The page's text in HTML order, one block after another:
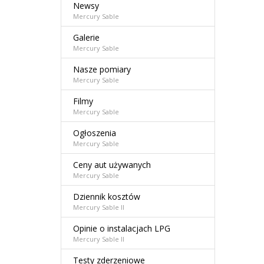
Newsy
Mercury Sable
Galerie
Mercury Sable
Nasze pomiary
Mercury Sable
Filmy
Mercury Sable
Ogłoszenia
Mercury Sable
Ceny aut używanych
Mercury Sable
Dziennik kosztów
Mercury Sable II
Opinie o instalacjach LPG
Mercury Sable II
Testy zderzeniowe